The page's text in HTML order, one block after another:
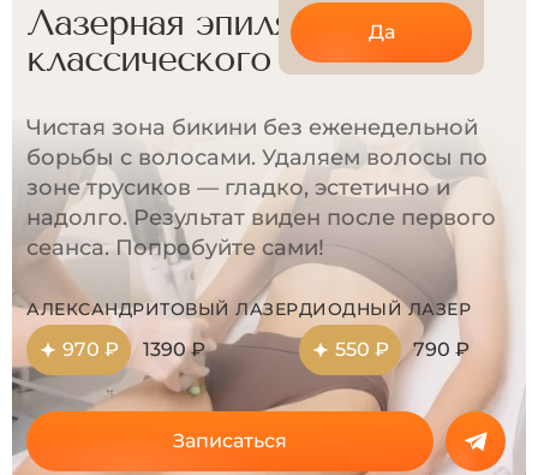
Да
Лазерная эпиляция
классического бикини
Чистая зона бикини без еженедельной
борьбы с волосами. Удаляем волосы по
зоне трусиков — гладко, эстетично и
надолго. Результат виден после первого
сеанса. Попробуйте сами!
АЛЕКСАНДРИТОВЫЙ ЛАЗЕР
970 ₽ 1390 ₽
ДИОДНЫЙ ЛАЗЕР
550 ₽ 790 ₽
Записаться